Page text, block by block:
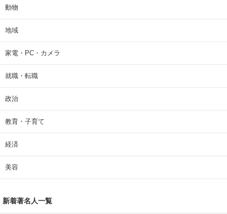
動物
地域
家電・PC・カメラ
就職・転職
政治
教育・子育て
経済
美容
新着著名人一覧